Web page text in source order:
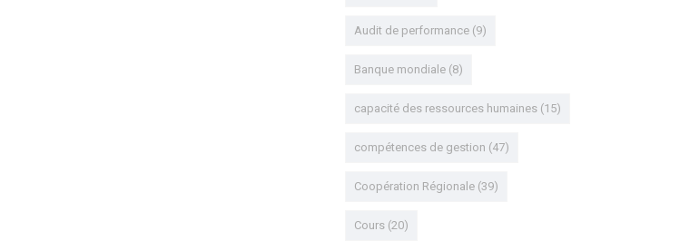
Audit de performance(9)
Banque mondiale(8)
capacité des ressources humaines(15)
compétences de gestion (47)
Coopération Régionale(39)
Cours(20)